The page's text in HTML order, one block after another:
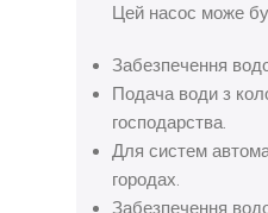
Цей насос може
Забезпечення
Подача води з
господарства.
Для систем
городах.
Забезпечення